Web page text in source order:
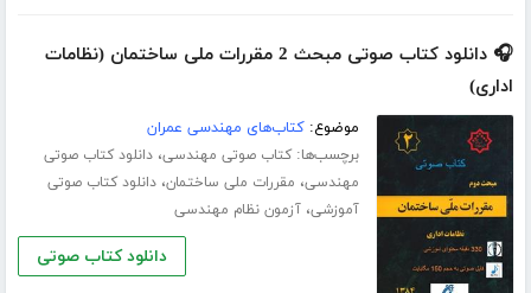
🎧 دانلود کتاب صوتی مبحث 2 مقررات ملی ساختمان (نظامات
اداری)
موضوع:کتاب‌های مهندسی عمران
برچسب‌ها:کتاب صوتی مهندسی،دانلود کتاب صوتی
مهندسی، مقررات ملی ساختمان،دانلود کتاب صوتی
آموزشی،آزمون نظام مهندسی
دانلود کتاب صوتی